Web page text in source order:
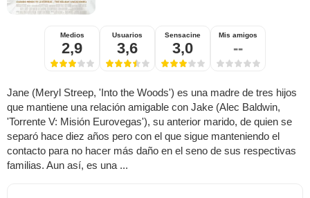
Medios
2,9
Usuarios
3,6
Sensacine
3,0
Mis amigos
--
Jane (Meryl Streep, 'Into the Woods') es una madre de tres hijos
que mantiene una relación amigable con Jake (Alec Baldwin,
'Torrente V: Misión Eurovegas'), su anterior marido, de quien se
separó hace diez años pero con el que sigue manteniendo el
contacto para no hacer más daño en el seno de sus respectivas
familias. Aun así, es una ...